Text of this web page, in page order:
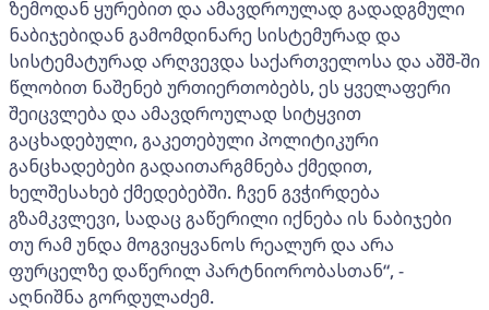
ზემოდან ყურებით და ამავდროულად გადადგმული
ნაბიჯებიდან გამომდინარე სისტემურად და
სისტემატურად არღვევდა საქართველოსა და აშშ-ში
წლობით ნაშენებ ურთიერთობებს, ეს ყველაფერი
შეიცვლება და ამავდროულად სიტყვით
გაცხადებული, გაკეთებული პოლიტიკური
განცხადებები გადაითარგმნება ქმედით,
ხელშესახებ ქმედებებში. ჩვენ გვჭირდება
გზამკვლევი, სადაც გაწერილი იქნება ის ნაბიჯები
თუ რამ უნდა მოგვიყვანოს რეალურ და არა
ფურცელზე დაწერილ პარტნიორობასთან“, -
აღნიშნა გორდულაძემ.